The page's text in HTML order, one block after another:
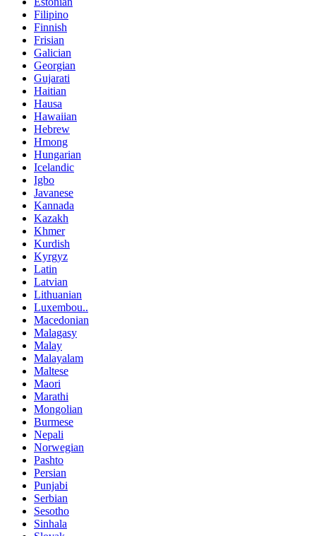
Filipino
Finnish
Frisian
Galician
Georgian
Gujarati
Haitian
Hausa
Hawaiian
Hebrew
Hmong
Hungarian
Icelandic
Igbo
Javanese
Kannada
Kazakh
Khmer
Kurdish
Kyrgyz
Latin
Latvian
Lithuanian
Luxembou..
Macedonian
Malagasy
Malay
Malayalam
Maltese
Maori
Marathi
Mongolian
Burmese
Nepali
Norwegian
Pashto
Persian
Punjabi
Serbian
Sesotho
Sinhala